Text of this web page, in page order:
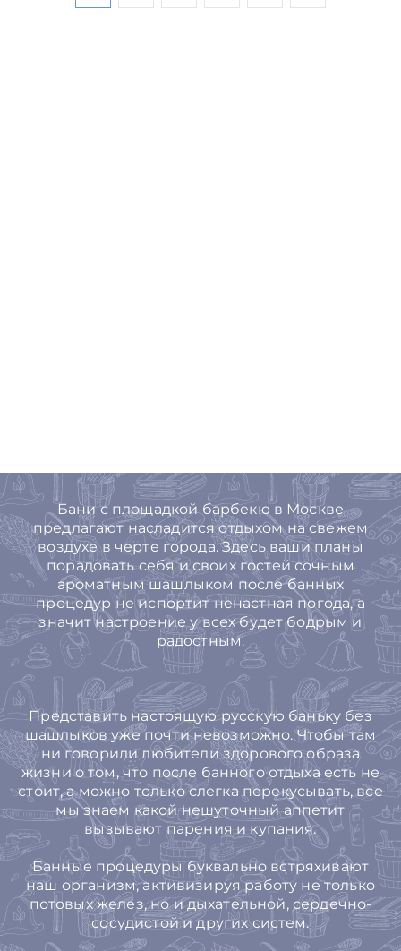
Бани с площадкой барбекю в Москве
предлагают насладится отдыхом на свежем
воздухе в черте города. Здесь ваши планы
порадовать себя и своих гостей сочным
ароматным шашлыком после банных
процедур не испортит ненастная погода, а
значит настроение у всех будет бодрым и
радостным.
Представить настоящую русскую баньку без
шашлыков уже почти невозможно. Чтобы там
ни говорили любители здорового образа
жизни о том, что после банного отдыха есть не
стоит, а можно только слегка перекусывать, все
мы знаем какой нешуточный аппетит
вызывают парения и купания.
Банные процедуры буквально встряхивают
наш организм, активизируя работу не только
потовых желез, но и дыхательной, сердечно-
сосудистой и других систем.